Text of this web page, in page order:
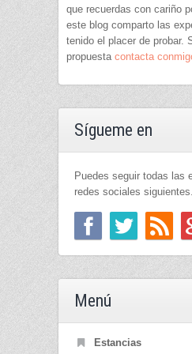
que recuerdas con cariño
este blog comparto las
tenido el placer de probar.
propuesta contacta
Sígueme en
Puedes seguir todas las
redes sociales siguientes.
Menú
Estancias